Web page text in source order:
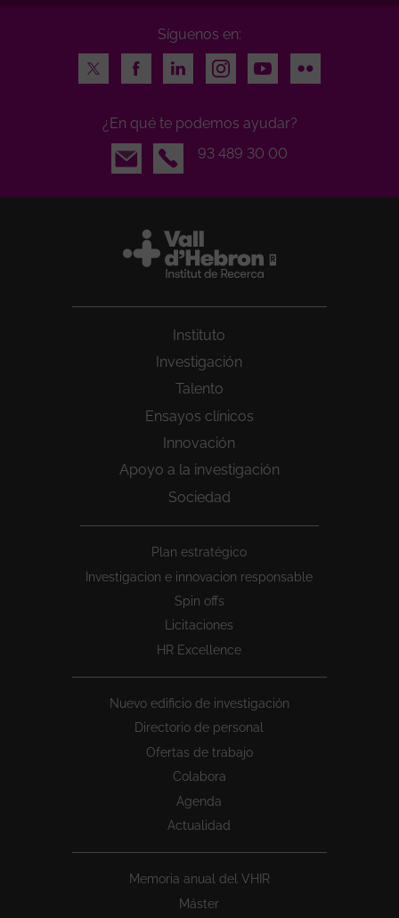
Síguenos en:
Twitter
FacebookLinkedInInstagramYoutubeFlickr
¿En qué te podemos ayudar?
Email
93 489 30 00
Instituto
Investigación
Talento
Ensayos clínicos
Innovación
Apoyo a la investigación
Sociedad
Plan estratégico
Investigacion e innovacion responsable
Spin offs
Licitaciones
HR Excellence
Nuevo edificio de investigación
Directorio de personal
Ofertas de trabajo
Colabora
Agenda
Actualidad
Memoria anual del VHIR
Máster